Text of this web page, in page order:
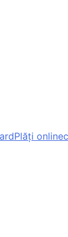
Plăți online